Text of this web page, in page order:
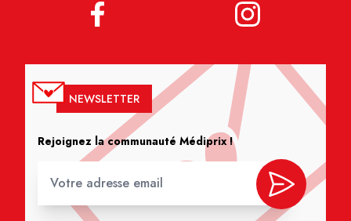
NEWSLETTER
Rejoignez la communauté Médiprix !